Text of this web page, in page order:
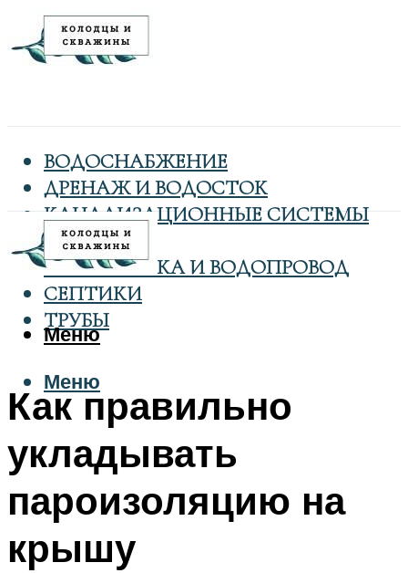
ВОДОСНАБЖЕНИЕ
ДРЕНАЖ И ВОДОСТОК
КАНАЛИЗАЦИОННЫЕ СИСТЕМЫ
КОЛОДЦЫ
САНТЕХНИКА И ВОДОПРОВОД
СЕПТИКИ
ТРУБЫ
Меню
Меню
Как правильно
укладывать
пароизоляцию на
крышу